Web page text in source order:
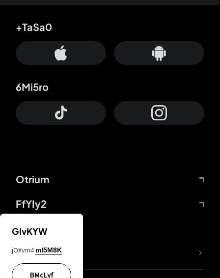
Otrium
FfYIy2
+TaSa0
6Mi5ro
DDcvSo
GIvKYW
jOXvm4 mI5M8K
BMcLyf